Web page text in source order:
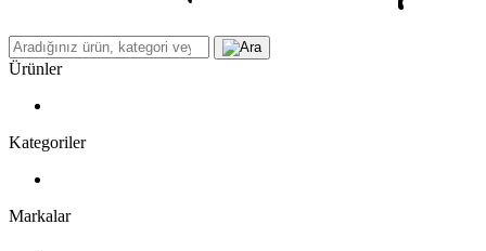
Ürünler
Kategoriler
Markalar